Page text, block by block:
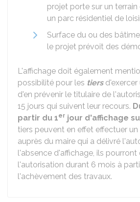
projet porte sur un
un parc résidentiel de
Surface du ou des
le projet prévoit des
L'affichage doit également
possibilité pour les tiersd'exercer
d'en prévenir le titulaire de
15 jours qui suivent leur recours.
partir du 1er jour d'affichage
tiers peuvent en effet effectuer un
auprès du maire qui a délivré
l'absence d'affichage, ils
l'autorisation durant 6 mois à
l'achèvement des travaux.